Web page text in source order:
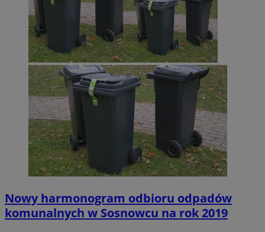
Nowy harmonogram odbioru odpadów
komunalnych w Sosnowcu na rok 2019